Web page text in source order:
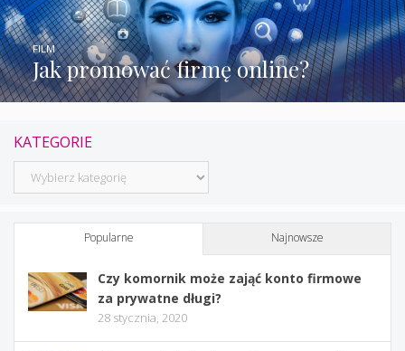
Jak promować firmę online?
FILM
KATEGORIE
Kategorie
Popularne Najnowsze
Czy komornik może zająć konto firmowe
za prywatne długi?
28 stycznia, 2020